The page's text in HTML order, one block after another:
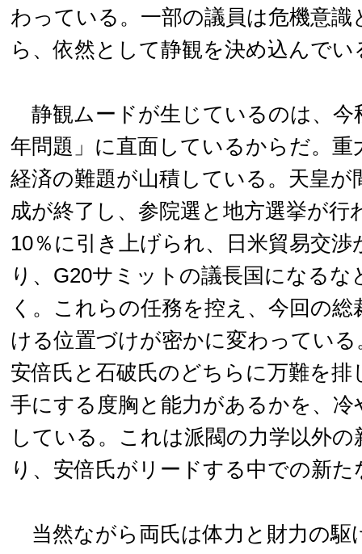
わっている。一部の議員は危機意識
ら、依然として静観を決め込んでい
静観ムードが生じているのは、今
年問題」に直面しているからだ。重
経済の難題が山積している。天皇が
成が終了し、参院選と地方選挙が行
10％に引き上げられ、日米貿易交渉
り、G20サミットの議長国になるな
く。これらの任務を控え、今回の
ける位置づけが密かに変わってい
安倍氏と石破氏のどちらに万難を排
手にする度胸と能力があるかを、
している。これは派閥の力学以外
り、安倍氏がリードする中での新
当然ながら両氏は体力と財力の駆